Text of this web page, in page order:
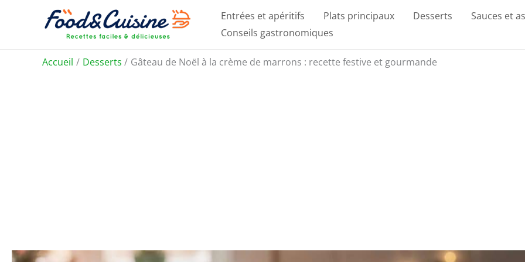
Entrées et apéritifs Plats principaux Desserts Sauces et
Conseils gastronomiques
Accueil Desserts Gâteau de Noël à la crème de marrons : recette festive et gourmande